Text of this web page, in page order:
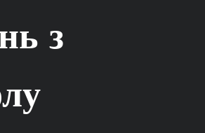
з